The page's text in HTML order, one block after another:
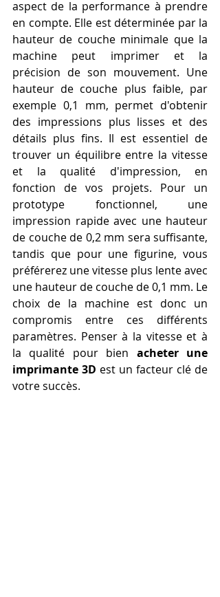
aspect de la performance à prendre
en compte. Elle est déterminée par la
hauteur de couche minimale que la
machine peut imprimer et la
précision de son mouvement. Une
hauteur de couche plus faible, par
exemple 0,1 mm, permet d'obtenir
des impressions plus lisses et des
détails plus fins. Il est essentiel de
trouver un équilibre entre la vitesse
et la qualité d'impression, en
fonction de vos projets. Pour un
prototype fonctionnel, une
impression rapide avec une hauteur
de couche de 0,2 mm sera suffisante,
tandis que pour une figurine, vous
préférerez une vitesse plus lente avec
une hauteur de couche de 0,1 mm. Le
choix de la machine est donc un
compromis entre ces différents
paramètres. Penser à la vitesse et à
la qualité pour bien acheter une
imprimante 3D est un facteur clé de
votre succès.